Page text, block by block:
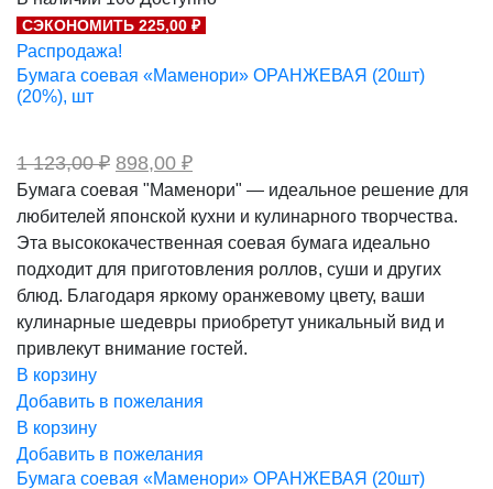
составляла
1
053,00 ₽.
842,00 ₽.
СЭКОНОМИТЬ 225,00 ₽
Распродажа!
Бумага соевая «Маменори» ОРАНЖЕВАЯ (20шт)
(20%), шт
1 123,00₽ Первоначальная
цена
составляла
1
123,00 ₽.
898,00 ₽Текущая
цена:
898,00 ₽.
Бумага соевая "Маменори" — идеальное решение для
любителей японской кухни и кулинарного творчества.
Эта высококачественная соевая бумага идеально
подходит для приготовления роллов, суши и других
блюд. Благодаря яркому оранжевому цвету, ваши
кулинарные шедевры приобретут уникальный вид и
привлекут внимание гостей.
В корзину
Добавить в пожелания
В корзину
Добавить в пожелания
Бумага соевая «Маменори» ОРАНЖЕВАЯ (20шт)